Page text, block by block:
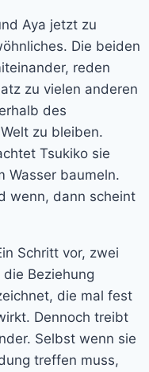
Aya jetzt zu
Die beiden
reden
zu vielen anderen
des
zu bleiben.
Tsukiko sie
Wasser baumeln.
wenn, dann scheint
Schritt vor, zwei
Beziehung
die mal fest
Dennoch treibt
Selbst wenn sie
treffen muss,